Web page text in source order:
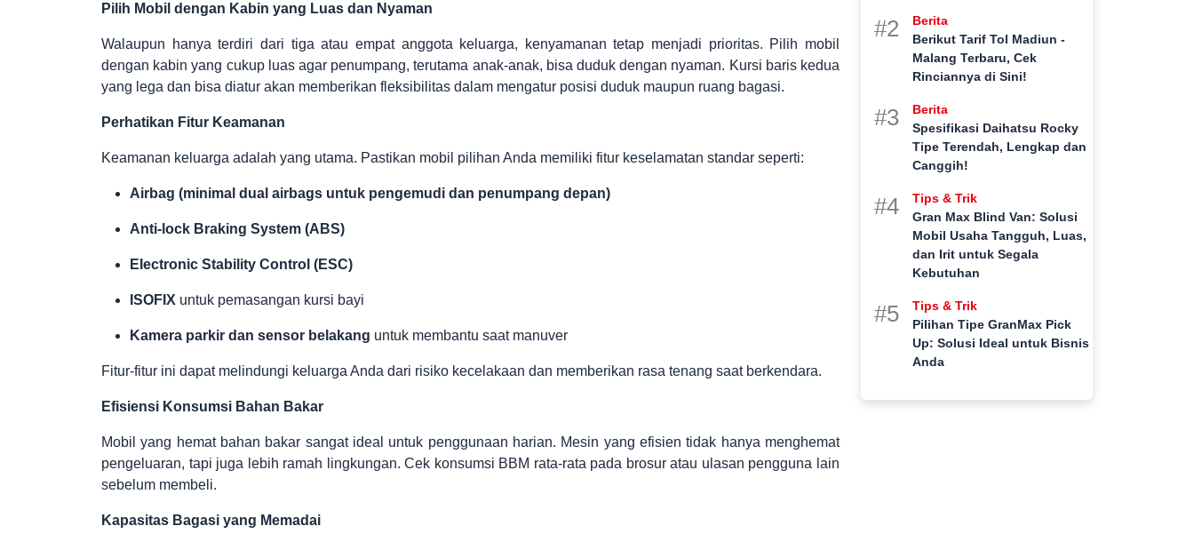
Pilih Mobil dengan Kabin yang Luas dan Nyaman
Walaupun hanya terdiri dari tiga atau empat anggota keluarga, kenyamanan tetap menjadi prioritas. Pilih mobil
dengan kabin yang cukup luas agar penumpang, terutama anak-anak, bisa duduk dengan nyaman. Kursi baris kedua
yang lega dan bisa diatur akan memberikan fleksibilitas dalam mengatur posisi duduk maupun ruang bagasi.
Perhatikan Fitur Keamanan
Keamanan keluarga adalah yang utama. Pastikan mobil pilihan Anda memiliki fitur keselamatan standar seperti:
Airbag (minimal dual airbags untuk pengemudi dan penumpang depan)
Anti-lock Braking System (ABS)
Electronic Stability Control (ESC)
ISOFIX untuk pemasangan kursi bayi
Kamera parkir dan sensor belakang untuk membantu saat manuver
Fitur-fitur ini dapat melindungi keluarga Anda dari risiko kecelakaan dan memberikan rasa tenang saat berkendara.
Efisiensi Konsumsi Bahan Bakar
Mobil yang hemat bahan bakar sangat ideal untuk penggunaan harian. Mesin yang efisien tidak hanya menghemat
pengeluaran, tapi juga lebih ramah lingkungan. Cek konsumsi BBM rata-rata pada brosur atau ulasan pengguna lain
sebelum membeli.
Kapasitas Bagasi yang Memadai
#2
Berita
Berikut Tarif Tol Madiun -
Malang Terbaru, Cek
Rinciannya di Sini!
#3
Berita
Spesifikasi Daihatsu Rocky
Tipe Terendah, Lengkap dan
Canggih!
#4
Tips & Trik
Gran Max Blind Van: Solusi
Mobil Usaha Tangguh, Luas,
dan Irit untuk Segala
Kebutuhan
#5
Tips & Trik
Pilihan Tipe GranMax Pick
Up: Solusi Ideal untuk Bisnis
Anda